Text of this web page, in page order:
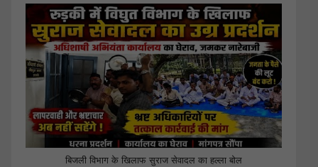
बिजली विभाग के खिलाफ सुराज सेवादल का हल्ला बोल